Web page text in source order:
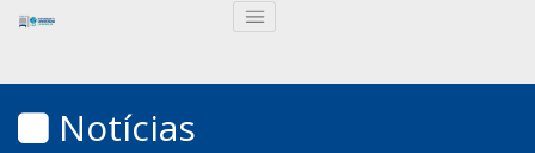
Notícias